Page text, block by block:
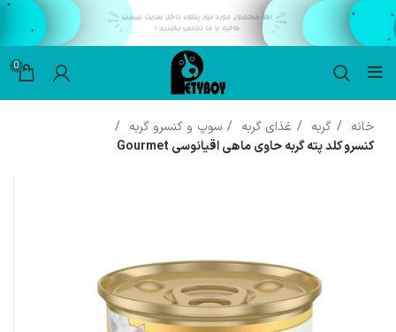
0
خانه گربه غذای گربه
سوپ و کنسرو گربه
کنسرو کلد پته گربه حاوی ماهی اقیانوسی Gourmet